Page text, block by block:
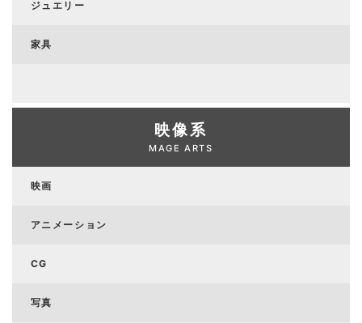
ジュエリー
家具
映像系
MAGE ARTS
映画
アニメーション
CG
写真